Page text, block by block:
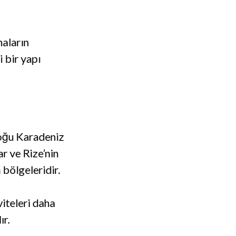
bir yapı
Karadeniz
ve Rize’nin
bölgeleridir.
daha